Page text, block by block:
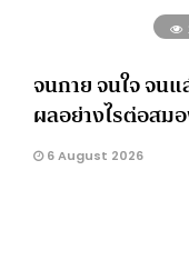
จนกาย จนใจ จน
ผลอย่างไรต่อสม
6 August 2026